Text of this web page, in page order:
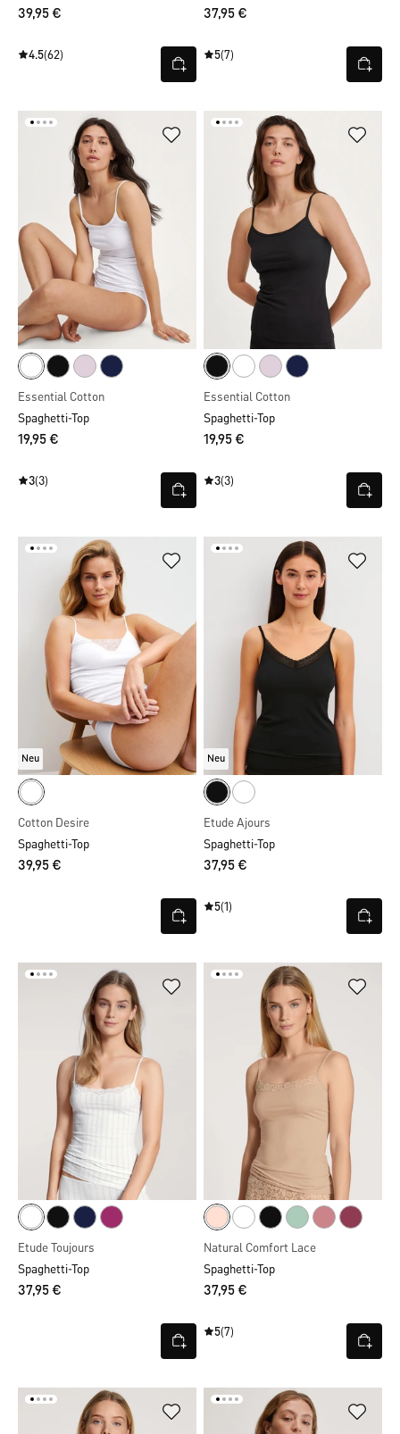
39,95 €
4.5(62)
37,95 €
5(7)
Essential Cotton
Spaghetti-Top
19,95 €
3(3)
Essential Cotton
Spaghetti-Top
19,95 €
3(3)
Neu
Cotton Desire
Spaghetti-Top
39,95 €
Neu
Etude Ajours
Spaghetti-Top
37,95 €
5(1)
Etude Toujours
Spaghetti-Top
37,95 €
Natural Comfort Lace
Spaghetti-Top
37,95 €
5(7)